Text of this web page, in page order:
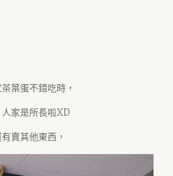
葉蛋不錯吃時，
家是所長啦XD
賣其他東西，